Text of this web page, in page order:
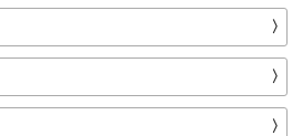
〉
〉
〉